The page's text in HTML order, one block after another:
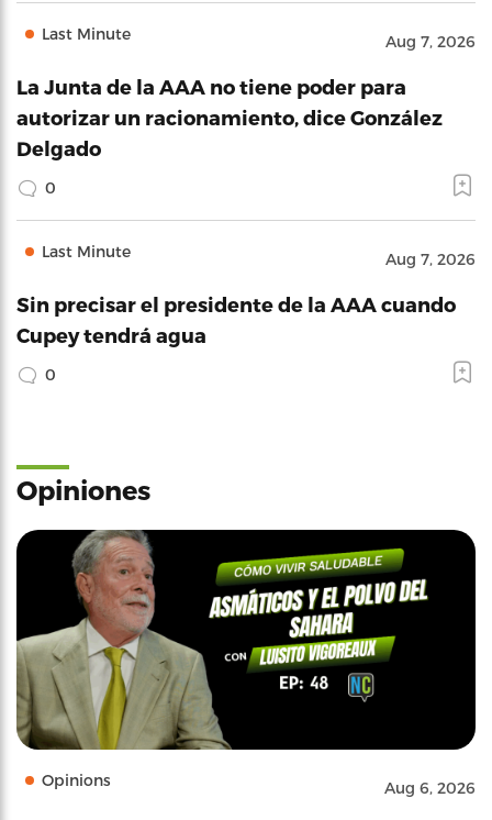
Last Minute Aug 7, 2026
La Junta de la AAA no tiene poder para
autorizar un racionamiento, dice González
Delgado
0
Last Minute Aug 7, 2026
Sin precisar el presidente de la AAA cuando
Cupey tendrá agua
0
Opiniones
Opinions Aug 6, 2026